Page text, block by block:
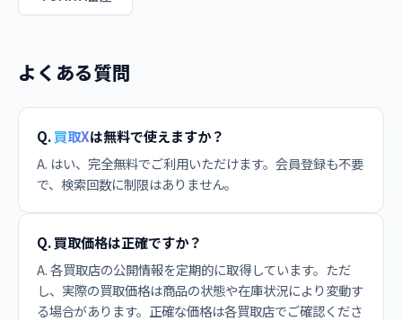
よくある質問
Q.買取Xは無料で使えますか？
A. はい、完全無料でご利用いただけます。会員登録も不要
で、検索回数に制限はありません。
Q. 買取価格は正確ですか？
A. 各買取店の公開情報を定期的に取得しています。ただ
し、実際の買取価格は商品の状態や在庫状況により変動す
る場合があります。正確な価格は各買取店でご確認くださ